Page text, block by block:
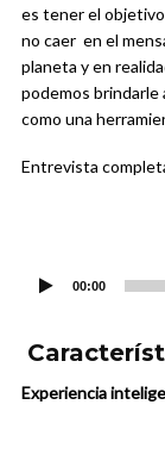
es tener el
no caer en el
planeta y en
podemos brindarle
como una
Entrevista
00:00
Experiencia